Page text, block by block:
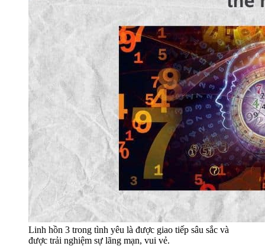
Linh hồn 3 trong tình yêu là được giao tiếp sâu sắc và
được trải nghiệm sự lãng mạn, vui vẻ.